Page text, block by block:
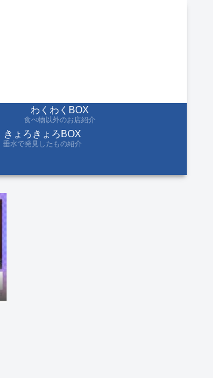
わくわくBOX
食べ物以外のお店紹介
きょろきょろBOX
垂水で発見したもの紹介